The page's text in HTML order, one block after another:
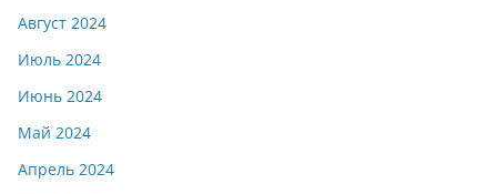
Август 2024
Июль 2024
Июнь 2024
Май 2024
Апрель 2024